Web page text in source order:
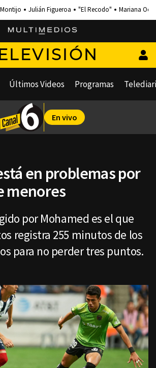
Julián Figueroa "El Recodo" Mariana
Últimos Videos Programas
En vivo
en problemas por
menores
por Mohamed es el que
registra 255 minutos de los
para no perder tres puntos.